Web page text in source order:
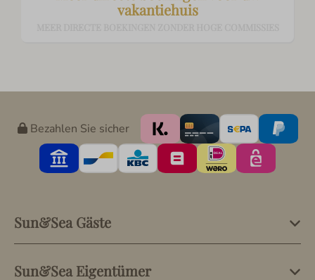
vakantiehuis
Bezahlen Sie sicher
Sun&Sea Gäste
Sun&Sea Eigentümer